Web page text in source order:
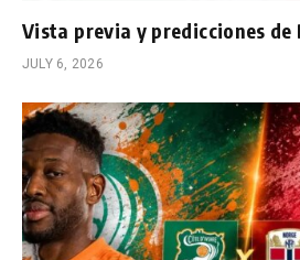
Vista previa y predicciones de
JULY 6, 2026